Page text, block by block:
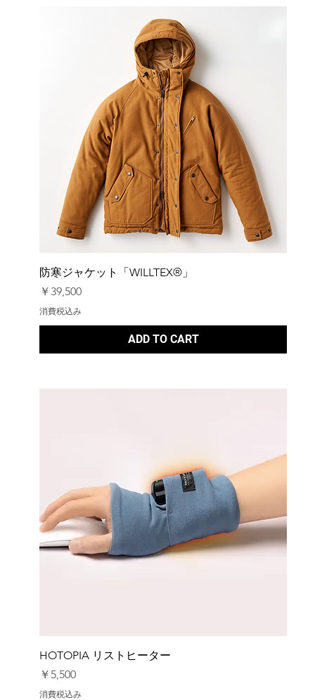
防寒ジャケット「WILLTEX®」
価格
￥39,500
消費税込み
ADD TO CART
HOTOPIA リストヒーター
価格
￥5,500
消費税込み